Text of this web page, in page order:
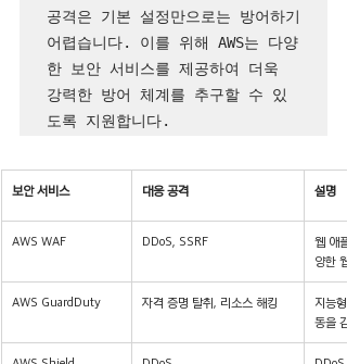
공격은 기본 설정만으로는 방어하기
어렵습니다. 이를 위해 AWS는 다양
한 보안 서비스를 제공하여 더욱
강력한 방어 체계를 추구할 수 있
도록 지원합니다.
보안 서비스 대응 공격 설명
AWS WAF DDoS, SSRF
웹 애
양한
AWS GuardDuty 자격 증명 탈취, 리소스 해킹
지능
동을